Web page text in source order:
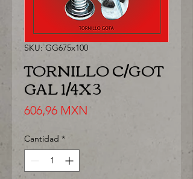
SKU: GG675x100
TORNILLO C/GOT
GAL 1/4X3
606,96 MXN
Cantidad *